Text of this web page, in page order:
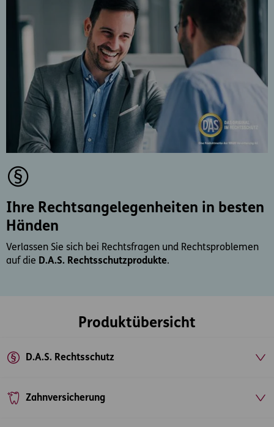
Ihre Rechtsangelegenheiten in besten
Händen
Verlassen Sie sich bei Rechtsfragen und Rechtsproblemen
auf die D.A.S. Rechtsschutzprodukte.
Produktübersicht
D.A.S. Rechtsschutz
Zahnversicherung